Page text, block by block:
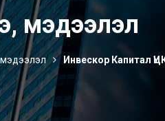
мэдээлэл
Инвескор Капитал